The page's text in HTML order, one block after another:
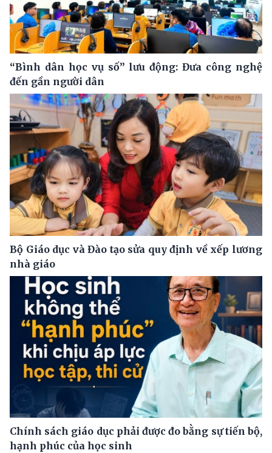
“Bình dân học vụ số” lưu động: Đưa công nghệ
đến gần người dân
Bộ Giáo dục và Đào tạo sửa quy định về xếp lương
nhà giáo
Chính sách giáo dục phải được đo bằng sự tiến bộ,
hạnh phúc của học sinh